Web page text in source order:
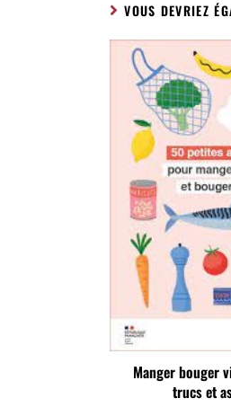
VOUS DEVRIEZ
Manger bouger
trucs et